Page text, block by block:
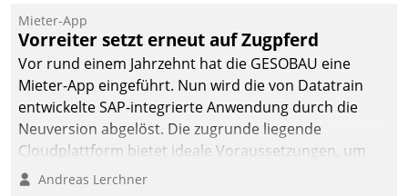
Mieter-App
Vorreiter setzt erneut auf Zugpferd
Vor rund einem Jahrzehnt hat die GESOBAU eine
Mieter-App eingeführt. Nun wird die von Datatrain
entwickelte SAP-integrierte Anwendung durch die
Neuversion abgelöst. Die zugrunde liegende
Cloudplattform bietet ideale Voraussetzungen, um
die Funktionalität der App zu erweitern und weitere
Andreas Lerchner